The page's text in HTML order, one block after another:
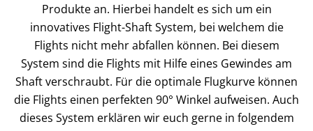
Produkte an. Hierbei handelt es sich um ein
innovatives Flight-Shaft System, bei welchem die
Flights nicht mehr abfallen können. Bei diesem
System sind die Flights mit Hilfe eines Gewindes am
Shaft verschraubt. Für die optimale Flugkurve können
die Flights einen perfekten 90° Winkel aufweisen. Auch
dieses System erklären wir euch gerne in folgendem